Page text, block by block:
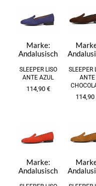
Marke:
Andalusisch
SLEEPER LISO
ANTE AZUL
114,90 €
SLEEPER
ANTE
114,90
Marke:
Andalusisch